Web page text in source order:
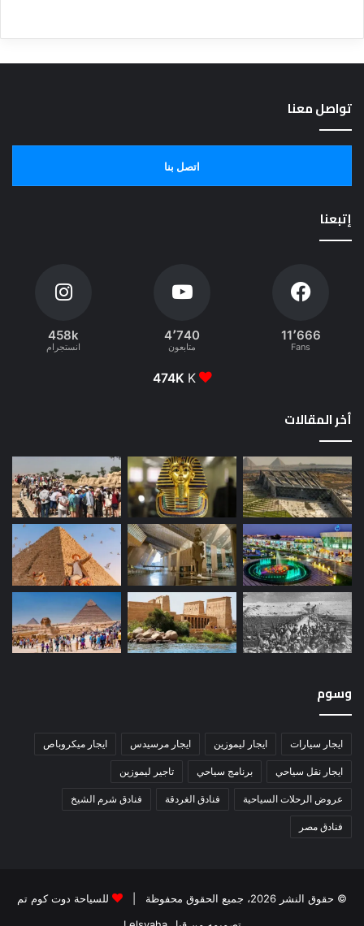
تواصل معنا
اتصل بنا
إتبعنا
11٬666
Fans
4٬740
متابعون
458k
انستجرام
474K K
أخر المقالات
وسوم
ايجار سيارات ايجار ليموزين ايجار مرسيدس ايجار ميكروباص
ايجار نقل سياحي برنامج سياحي تاجير ليموزين
عروض الرحلات السياحية فنادق الغردقة فنادق شرم الشيخ
فنادق مصر
© حقوق النشر 2026، جميع الحقوق محفوظة |
للسياحة دوت كوم تم